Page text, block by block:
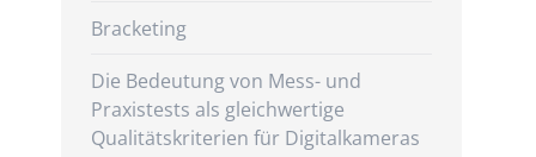
Bracketing
Die Bedeutung von Mess- und
Praxistests als gleichwertige
Qualitätskriterien für Digitalkameras